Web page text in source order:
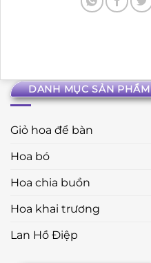
DANH MỤC SẢN PHẨM
Giỏ hoa để bàn
Hoa bó
Hoa chia buồn
Hoa khai trương
Lan Hồ Điệp